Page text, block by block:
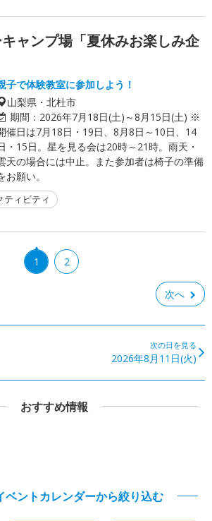
ャンプ場「夏休みお楽しみ企
子で体験教室に参加しよう！
山梨県・北杜市
期間： 2026年7月18日(土)～8月15日(土) ※
催日は7月18日・19日、8月8日～10日、14
・15日。星を見る会は20時～21時。雨天・
天の場合には中止。また参加者は椅子の準備
お願い。
ティビティ
1 2
次へ
次の日を見る
2026年8月11日(火)
おすすめ情報
ベントカレンダーから絞り込む